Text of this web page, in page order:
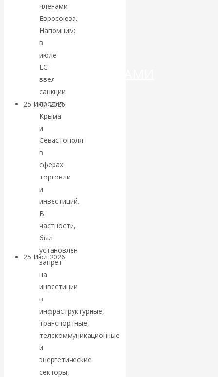
ДЕНЕГ»: КИТАЙ
ВЕДЁТ БОРЬБУ
КРИПТОВАЛЮТАМИ
25 Июл 2026
Валентин
КАтасонов.
Может ли
Америка
покинуть НАТО?
25 Июл 2026
интервью и беседы
«Об этом
молчат»:
экономист
Валентин
членами
Евросоюза.
Напомним:
в
июле
ЕС
ввел
санкции
против
Крыма
и
Севастополя
в
сферах
торговли
и
инвестиций.
В
частности,
был
установлен
запрет
на
инвестиции
в
инфраструктурные,
транспортные,
телекоммуникационные
и
энергетические
секторы,